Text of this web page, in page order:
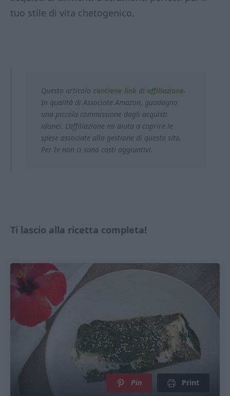
tuo stile di vita chetogenico.
Questo articolo contiene link di affiliazione.
In qualità di Associate Amazon, guadagno
una piccola commissione dagli acquisti
idonei. L’affiliazione mi aiuta a coprire le
spese associate alla gestione di questo sito.
Per te non ci sono costi aggiuntivi.
Ti lascio alla ricetta completa!
Pin Print